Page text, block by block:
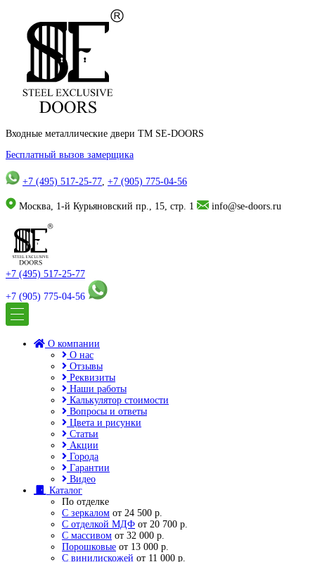
Входные металлические двери TM SE-DOORS
Бесплатный вызов замерщика
+7 (495) 517-25-77, +7 (905) 775-04-56
Москва, 1-й Курьяновский пр., 15, стр. 1 info@se-doors.ru
+7 (495) 517-25-77
+7 (905) 775-04-56
О компании
О нас
Отзывы
Реквизиты
Наши работы
Калькулятор стоимости
Вопросы и ответы
Цвета и рисунки
Статьи
Акции
Города
Гарантии
Видео
Каталог
По отделке
С зеркалом от 24 500 р.
С отделкой МДФ от 20 700 р.
С массивом от 32 000 р.
Порошковые от 13 000 р.
С винилискожей от 11 000 р.